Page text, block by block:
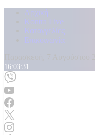
Αρχική
Kontra Live
Καταγγελίες
Επικοινωνία
16:03:32